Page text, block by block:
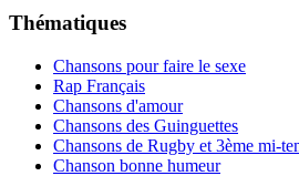
Thématiques
Chansons pour faire le sexe
Rap Français
Chansons d'amour
Chansons des Guinguettes
Chansons de Rugby et 3ème mi-
Chanson bonne humeur